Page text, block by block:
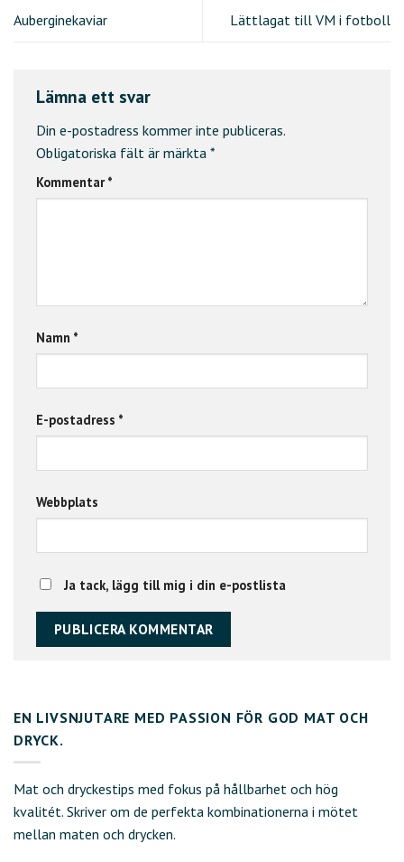
Auberginekaviar Lättlagat till VM i fotboll
Lämna ett svar
Din e-postadress kommer inte publiceras.
Obligatoriska fält är märkta *
Kommentar*
Namn *
E-postadress *
Webbplats
Ja tack, lägg till mig i din e-postlista
EN LIVSNJUTARE MED PASSION FÖR GOD MAT OCH
DRYCK.
Mat och dryckestips med fokus på hållbarhet och hög
kvalitét. Skriver om de perfekta kombinationerna i mötet
mellan maten och drycken.